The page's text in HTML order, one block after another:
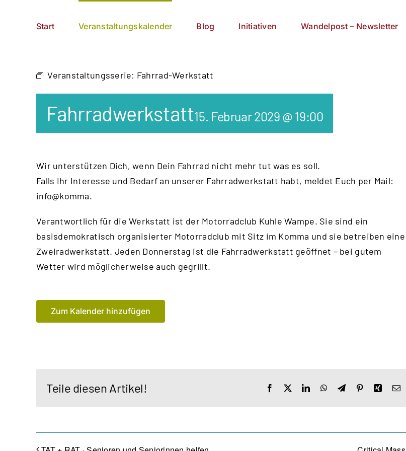
Start Veranstaltungskalender Blog Initiativen Wandelpost – Newsletter
Veranstaltungsserie: Fahrrad-Werkstatt
Fahrradwerkstatt15. Februar 2029 @ 19:00
Wir unterstützen Dich, wenn Dein Fahrrad nicht mehr tut was es soll.
Falls Ihr Interesse und Bedarf an unserer Fahrradwerkstatt habt, meldet Euch per Mail:
info@komma.
Verantwortlich für die Werkstatt ist der Motorradclub Kuhle Wampe. Sie sind ein
basisdemokratisch organisierter Motorradclub mit Sitz im Komma und sie betreiben eine
Zweiradwerkstatt. Jeden Donnerstag ist die Fahrradwerkstatt geöffnet – bei gutem
Wetter wird möglicherweise auch gegrillt.
Zum Kalender hinzufügen
Teile diesen Artikel! Facebook LinkedInWhatsApp
TelegramPinterestXingE-